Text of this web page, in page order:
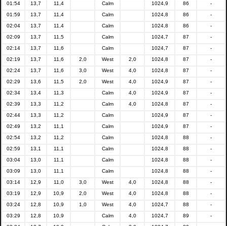
01:54
13,7 11,4 Calm 1024,9 86
-
01:59
13,7 11,4 Calm 1024,8 86
-
02:04
13,7 11,4 Calm 1024,8 86
-
02:09
13,7 11,5 Calm 1024,7 87
-
02:14
13,7 11,6 Calm 1024,7 87
-
02:19
13,7 11,6 2,0 West 2,0 1024,8 87
-
02:24
13,7 11,6 3,0 West 4,0 1024,8 87
-
02:29
13,6 11,5 2,0 West 4,0 1024,9 87
-
02:34
13,4 11,3 Calm 4,0 1024,9 87
-
02:39
13,3 11,2 Calm 4,0 1024,8 87
-
02:44
13,3 11,2 Calm 1024,9 87
-
02:49
13,2 11,1 Calm 1024,9 87
-
02:54
13,2 11,2 Calm 1024,8 88
-
02:59
13,1 11,1 Calm 1024,8 88
-
03:04
13,0 11,1 Calm 1024,8 88
-
03:09
13,0 11,1 Calm 1024,8 88
-
03:14
12,9 11,0 3,0 West 4,0 1024,8 88
-
03:19
12,9 10,9 2,0 West 4,0 1024,8 88
-
03:24
12,8 10,9 1,0 West 4,0 1024,7 88
-
03:29
12,8 10,9 Calm 4,0 1024,7 89
-